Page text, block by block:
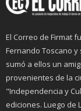
El Correo de Firmat
Fernando Toscano
sumó a ellos un
provenientes de la
"Independencia y
ediciones. Luego de